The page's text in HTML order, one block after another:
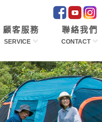
顧客服務
SERVICE
聯絡我們
CONTACT